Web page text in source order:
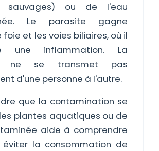
sauvages) ou de l'eau
Le parasite gagne
foie et les voies biliaires, où il
une inflammation. La
ne se transmet pas
d'une personne à l'autre.
que la contamination se
plantes aquatiques ou de
aide à comprendre
éviter la consommation de